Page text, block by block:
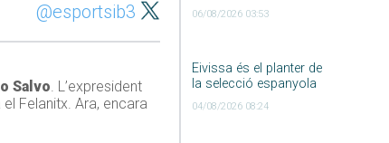
06/08/2026 03:53
Eivissa és el planter de
la selecció espanyola
04/08/2026 08:24
@esportsib3
Salvo. L’expresident
Felanitx. Ara, encara